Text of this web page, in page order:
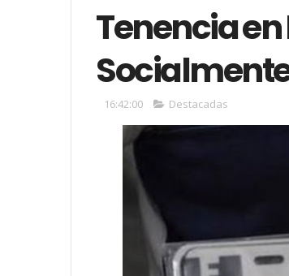
Tenencia
16:42:00 Destacadas